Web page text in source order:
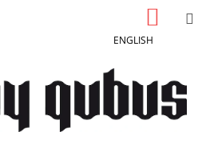
KOŠÍK
ENGLISH